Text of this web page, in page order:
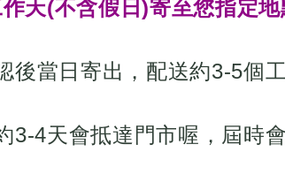
天(不含假日)寄至您指定地
後當日寄出，配送約3-5個
3-4天會抵達門市喔，屆時